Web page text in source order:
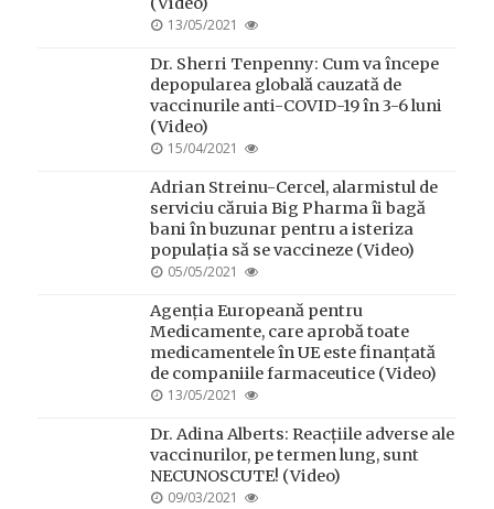
POSTED
13/05/2021
Dr. Sherri Tenpenny: Cum va începe
depopularea globală cauzată de
vaccinurile anti-COVID-19 în 3-6 luni
(Video)
POSTED
15/04/2021
Adrian Streinu-Cercel, alarmistul de
serviciu căruia Big Pharma îi bagă
bani în buzunar pentru a isteriza
populația să se vaccineze (Video)
POSTED
05/05/2021
Agenția Europeană pentru
Medicamente, care aprobă toate
medicamentele în UE este finanțată
de companiile farmaceutice (Video)
POSTED
13/05/2021
Dr. Adina Alberts: Reacțiile adverse ale
vaccinurilor, pe termen lung, sunt
NECUNOSCUTE! (Video)
POSTED
09/03/2021